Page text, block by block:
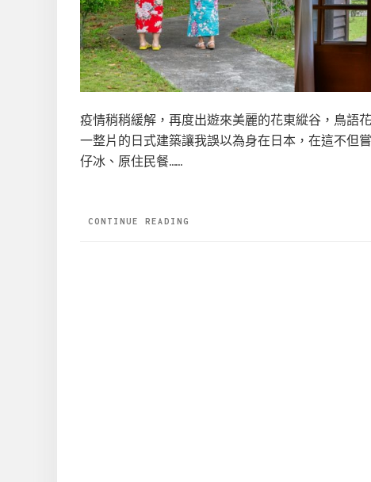
疫情稍稍緩解，再度出遊來美麗的花東縱谷，鳥語
一整片的日式建築讓我誤以為身在日本，在這不但
仔冰、原住民餐……
CONTINUE READING